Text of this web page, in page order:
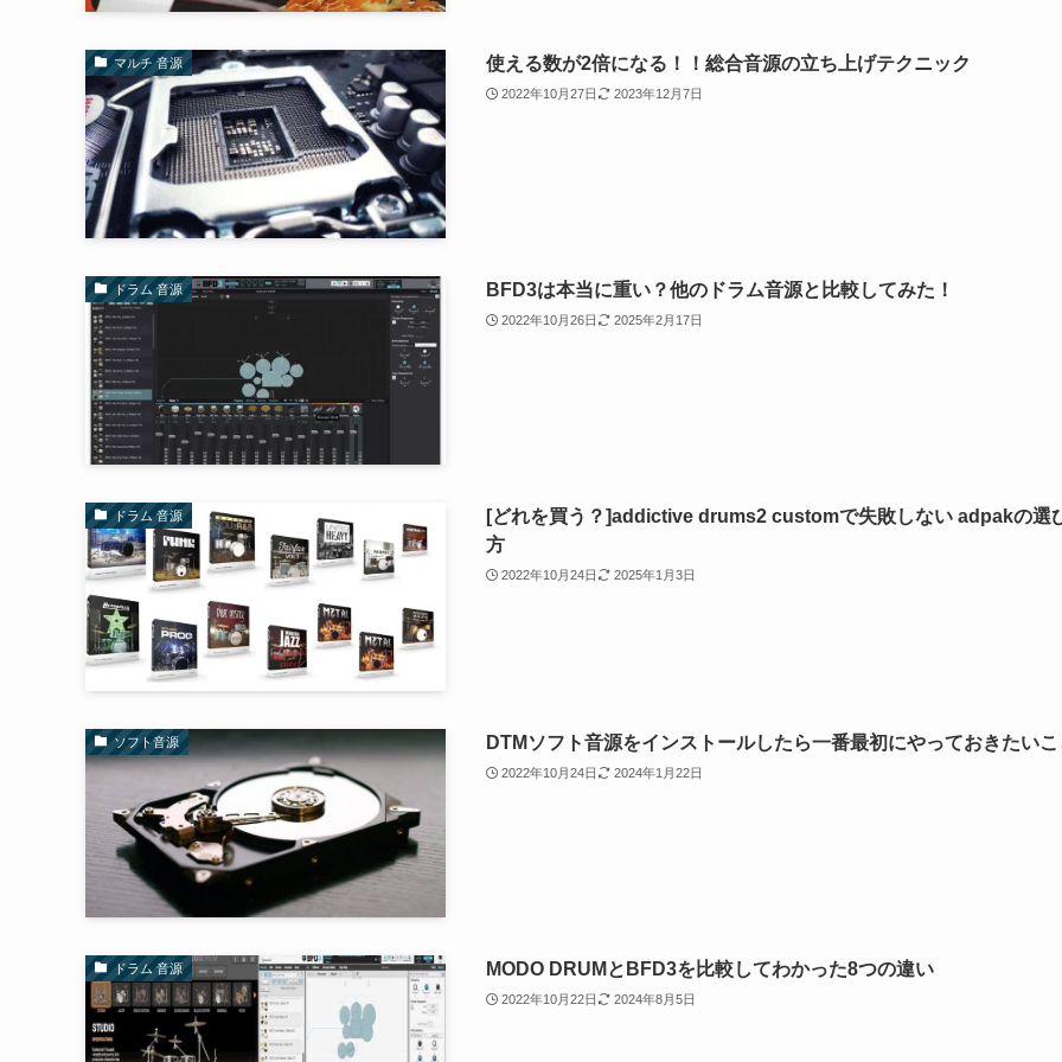
マルチ 音源 使える数が2倍になる！！総合音源の立ち上げテクニック
2022年10月27日 2023年12月7日
ドラム 音源 BFD3は本当に重い？他のドラム音源と比較してみた！
2022年10月26日 2025年2月17日
ドラム 音源
[どれを買う？]addictive drums2 customで失敗しない adpakの選
方
2022年10月24日 2025年1月3日
ソフト音源 DTMソフト音源をインストールしたら一番最初にやっておきたいこ
2022年10月24日 2024年1月22日
ドラム 音源 MODO DRUMとBFD3を比較してわかった8つの違い
2022年10月22日 2024年8月5日